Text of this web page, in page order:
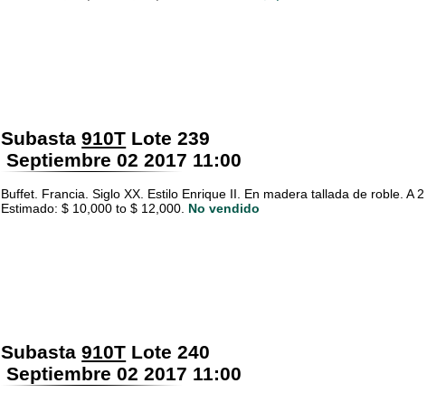
Subasta 910T Lote 239
Septiembre 02 2017 11:00
Buffet. Francia. Siglo XX. Estilo Enrique II. En madera tallada de roble. A
Estimado: $ 10,000 to $ 12,000. No vendido
Subasta 910T Lote 240
Septiembre 02 2017 11:00